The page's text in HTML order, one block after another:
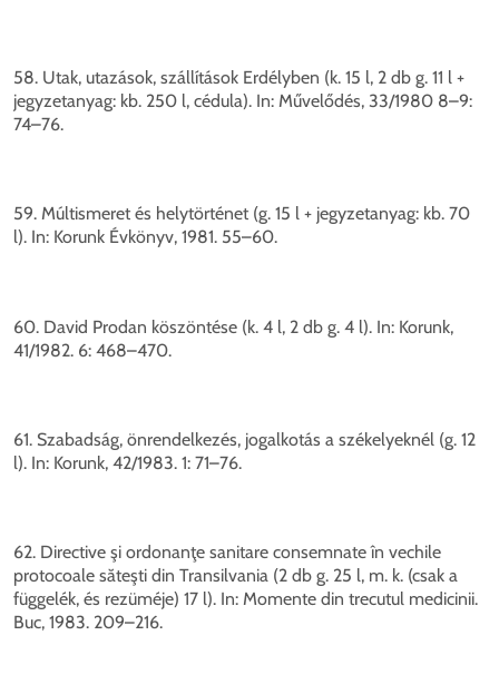
58. Utak, utazások, szállítások Erdélyben (k. 15 l, 2 db g. 11 l +
jegyzetanyag: kb. 250 l, cédula). In: Művelődés, 33/1980 8–9:
74–76.
59. Múltismeret és helytörténet (g. 15 l + jegyzetanyag: kb. 70
l). In: Korunk Évkönyv, 1981. 55–60.
60. David Prodan köszöntése (k. 4 l, 2 db g. 4 l). In: Korunk,
41/1982. 6: 468–470.
61. Szabadság, önrendelkezés, jogalkotás a székelyeknél (g. 12
l). In: Korunk, 42/1983. 1: 71–76.
62. Directive şi ordonanţe sanitare consemnate în vechile
protocoale săteşti din Transilvania (2 db g. 25 l, m. k. (csak a
függelék, és rezüméje) 17 l). In: Momente din trecutul medicinii.
Buc, 1983. 209–216.